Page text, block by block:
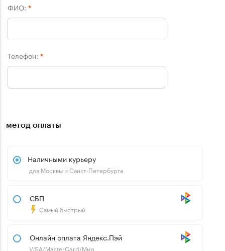
ФИО: *
Телефон: *
метод оплаты
Наличными курьеру
для Москвы и Санкт-Петербурга
СБП
Самый быстрый
Онлайн оплата Яндекс.Пэй
VISA/MasterCard/Мир